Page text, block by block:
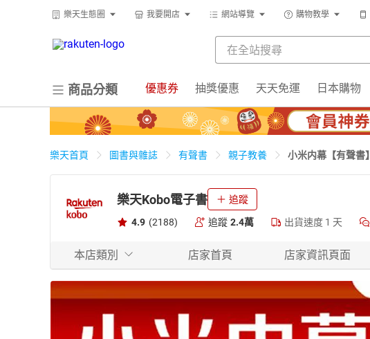
樂天生態圈 我要開店 網站導覽 購物教學
商品分類 優惠券 抽獎優惠 天天免運 日本購物
樂天首頁 圖書與雜誌 有聲書 親子教養 小米内幕【有聲書】
樂天Kobo電子書 追蹤
4.9 (2188) 追蹤 2.4萬 出貨速度 1 天
本店類別 店家首頁 店家資訊頁面